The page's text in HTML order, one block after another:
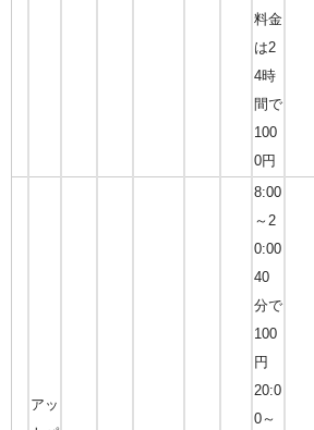
料金
は2
4時
間で
100
0円
アッ
8:00
～2
0:00
40
分で
100
円
20:0
0～